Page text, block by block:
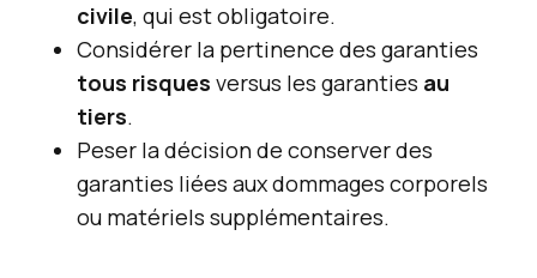
civile, qui est obligatoire.
Considérer la pertinence des garanties
tous risques versus les garanties au
tiers.
Peser la décision de conserver des
garanties liées aux dommages corporels
ou matériels supplémentaires.